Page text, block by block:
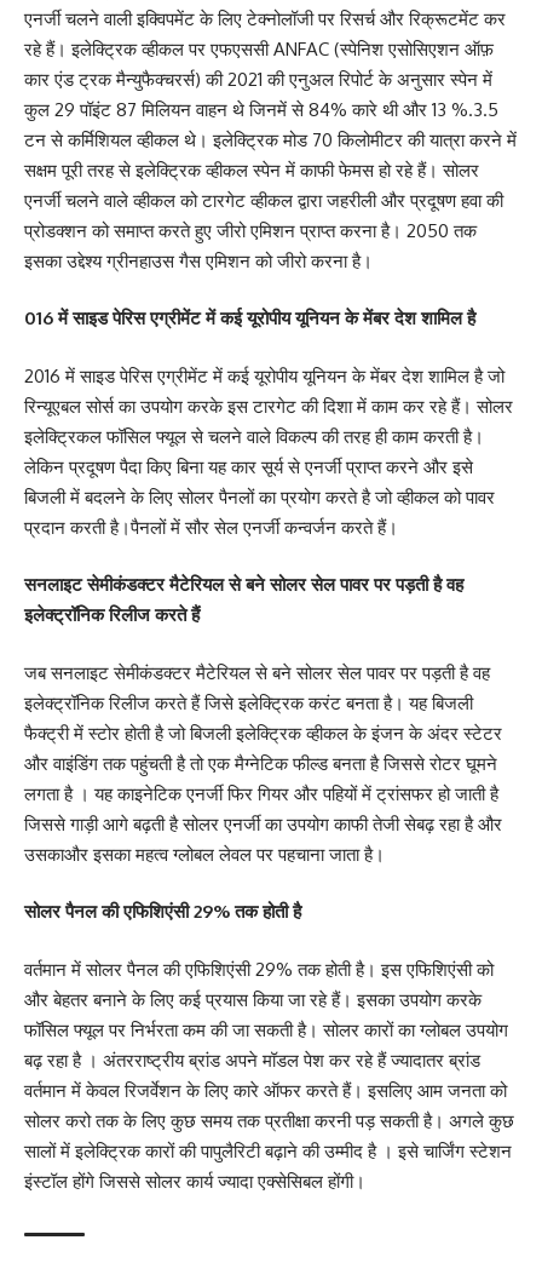
एनर्जी चलने वाली इक्विपमेंट के लिए टेक्नोलॉजी पर रिसर्च और रिक्रूटमेंट कर
रहे हैं। इलेक्ट्रिक व्हीकल पर एफएससी ANFAC (स्पेनिश एसोसिएशन ऑफ़
कार एंड ट्रक मैन्युफैक्चरर्स) की 2021 की एनुअल रिपोर्ट के अनुसार स्पेन में
कुल 29 पॉइंट 87 मिलियन वाहन थे जिनमें से 84% कारे थी और 13 %.3.5
टन से कर्मिशियल व्हीकल थे। इलेक्ट्रिक मोड 70 किलोमीटर की यात्रा करने में
सक्षम पूरी तरह से इलेक्ट्रिक व्हीकल स्पेन में काफी फेमस हो रहे हैं। सोलर
एनर्जी चलने वाले व्हीकल को टारगेट व्हीकल द्वारा जहरीली और प्रदूषण हवा की
प्रोडक्शन को समाप्त करते हुए जीरो एमिशन प्राप्त करना है। 2050 तक
इसका उद्देश्य ग्रीनहाउस गैस एमिशन को जीरो करना है।
016 में साइड पेरिस एग्रीमेंट में कई यूरोपीय यूनियन के मेंबर देश शामिल है
2016 में साइड पेरिस एग्रीमेंट में कई यूरोपीय यूनियन के मेंबर देश शामिल है जो
रिन्यूएबल सोर्स का उपयोग करके इस टारगेट की दिशा में काम कर रहे हैं। सोलर
इलेक्ट्रिकल फॉसिल फ्यूल से चलने वाले विकल्प की तरह ही काम करती है।
लेकिन प्रदूषण पैदा किए बिना यह कार सूर्य से एनर्जी प्राप्त करने और इसे
बिजली में बदलने के लिए सोलर पैनलों का प्रयोग करते है जो व्हीकल को पावर
प्रदान करती है।पैनलों में सौर सेल एनर्जी कन्वर्जन करते हैं।
सनलाइट सेमीकंडक्टर मैटेरियल से बने सोलर सेल पावर पर पड़ती है वह
इलेक्ट्रॉनिक रिलीज करते हैं
जब सनलाइट सेमीकंडक्टर मैटेरियल से बने सोलर सेल पावर पर पड़ती है वह
इलेक्ट्रॉनिक रिलीज करते हैं जिसे इलेक्ट्रिक करंट बनता है। यह बिजली
फैक्ट्री में स्टोर होती है जो बिजली इलेक्ट्रिक व्हीकल के इंजन के अंदर स्टेटर
और वाइंडिंग तक पहुंचती है तो एक मैग्नेटिक फील्ड बनता है जिससे रोटर घूमने
लगता है । यह काइनेटिक एनर्जी फिर गियर और पहियों में ट्रांसफर हो जाती है
जिससे गाड़ी आगे बढ़ती है सोलर एनर्जी का उपयोग काफी तेजी सेबढ़ रहा है और
उसकाऔर इसका महत्व ग्लोबल लेवल पर पहचाना जाता है।
सोलर पैनल की एफिशिएंसी 29% तक होती है
वर्तमान में सोलर पैनल की एफिशिएंसी 29% तक होती है। इस एफिशिएंसी को
और बेहतर बनाने के लिए कई प्रयास किया जा रहे हैं। इसका उपयोग करके
फॉसिल फ्यूल पर निर्भरता कम की जा सकती है। सोलर कारों का ग्लोबल उपयोग
बढ़ रहा है । अंतरराष्ट्रीय ब्रांड अपने मॉडल पेश कर रहे हैं ज्यादातर ब्रांड
वर्तमान में केवल रिजर्वेशन के लिए कारे ऑफर करते हैं। इसलिए आम जनता को
सोलर करो तक के लिए कुछ समय तक प्रतीक्षा करनी पड़ सकती है। अगले कुछ
सालों में इलेक्ट्रिक कारों की पापुलैरिटी बढ़ाने की उम्मीद है । इसे चार्जिंग स्टेशन
इंस्टॉल होंगे जिससे सोलर कार्य ज्यादा एक्सेसिबल होंगी।